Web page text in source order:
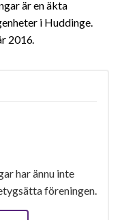
är en äkta
i Huddinge.
2016
har ännu inte
föreningen.